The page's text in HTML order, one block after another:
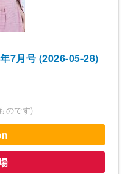
7月号 (2026-05-28)
のです)